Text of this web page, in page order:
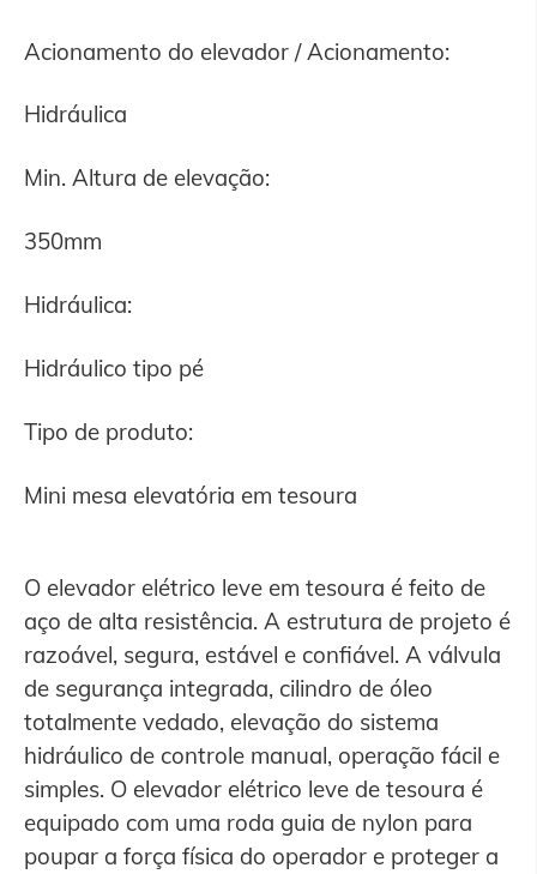
Acionamento do elevador / Acionamento:
Hidráulica
Min. Altura de elevação:
350mm
Hidráulica:
Hidráulico tipo pé
Tipo de produto:
Mini mesa elevatória em tesoura
O elevador elétrico leve em tesoura é feito de
aço de alta resistência. A estrutura de projeto é
razoável, segura, estável e confiável. A válvula
de segurança integrada, cilindro de óleo
totalmente vedado, elevação do sistema
hidráulico de controle manual, operação fácil e
simples. O elevador elétrico leve de tesoura é
equipado com uma roda guia de nylon para
poupar a força física do operador e proteger a